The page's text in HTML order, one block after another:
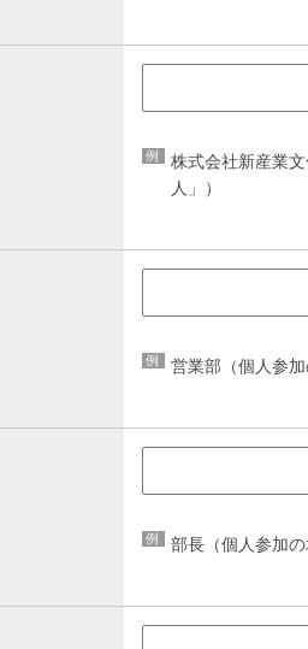
例
株式会社新産業
人」）
例 営業部（個人参
例 部長（個人参加